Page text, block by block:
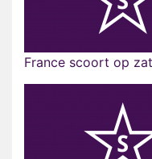
France scoort op